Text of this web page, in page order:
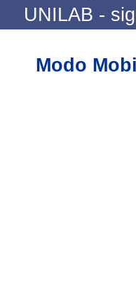
UNILAB -
Modo